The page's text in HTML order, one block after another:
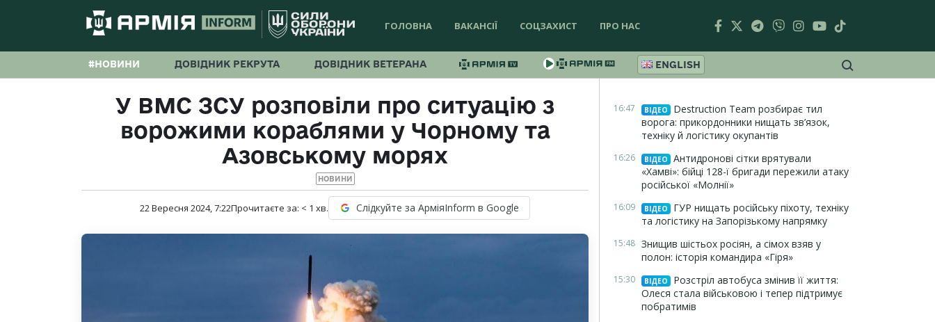
ГОЛОВНА ВАКАНСІЇ СОЦЗАХИСТ ПРО НАС
#НОВИНИ ДОВІДНИК РЕКРУТА ДОВІДНИК ВЕТЕРАНА ENGLISH
У ВМС ЗСУ розповіли про ситуацію з
ворожими кораблями у Чорному та
Азовському морях
НОВИНИ
22 Вересня 2024, 7:22Прочитаєте за: < 1 хв. Слідкуйте за АрміяInform в Google
16:47 ВІДЕО
Destruction Team розбирає тил
ворога: прикордонники нищать зв’язок,
техніку й логістику окупантів
16:26 ВІДЕО
Антидронові сітки врятували
«Хамві»: бійці 128-ї бригади пережили атаку
російської «Молнії»
16:09 ВІДЕО
ГУР нищать російську піхоту, техніку
та логістику на Запорізькому напрямку
15:48 Знищив шістьох росіян, а сімох взяв у
полон: історія командира «Гіря»
15:30 ВІДЕО
Розстріл автобуса змінив її життя:
Олеся стала військовою і тепер підтримує
побратимів